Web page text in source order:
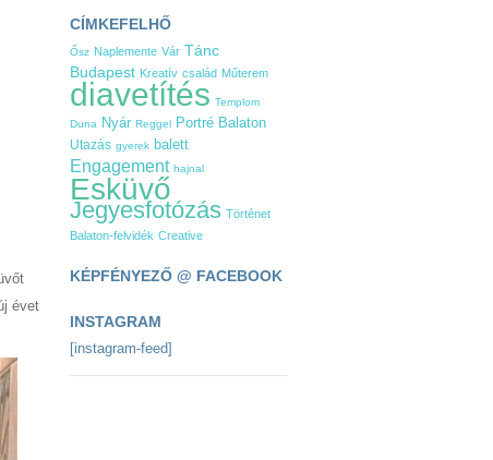
évet
CÍMKEFELHŐ
Ősz Naplemente Vár Tánc
Budapest Kreatív család Műterem
diavetítés Templom
Duna
Nyár Reggel Portré Balaton
Utazás gyerek balett
Engagement hajnal
Esküvő
Jegyesfotózás Történet
Balaton-felvidék Creative
KÉPFÉNYEZŐ @ FACEBOOK
INSTAGRAM
[instagram-feed]